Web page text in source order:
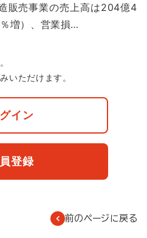
販売事業の売上高は204億4
増）、営業損…
いただけます。
イン
登録
前のページに戻る